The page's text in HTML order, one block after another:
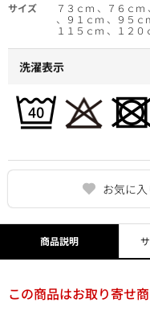
お気に
サイズ
７３ｃｍ 、７６ｃ
、９１ｃｍ 、９５ｃ
１１５ｃｍ 、１２０
洗濯表示
商品説明
この商品はお取り寄せ商